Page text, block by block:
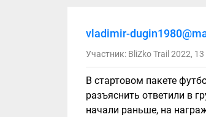
vladimir-
Участник: BliZko Trail 2022,
В стартовом пакете
разъяснить ответили в
начали раньше, на